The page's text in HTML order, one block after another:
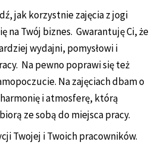
jak korzystnie zajęcia z jogi
na Twój biznes. Gwarantuję Ci, że
wydajni, pomysłowi i
Na pewno poprawi się też
Na zajęciach dbam o
i atmosferę, którą
ze sobą do miejsca pracy.
Twojej i Twoich pracowników.